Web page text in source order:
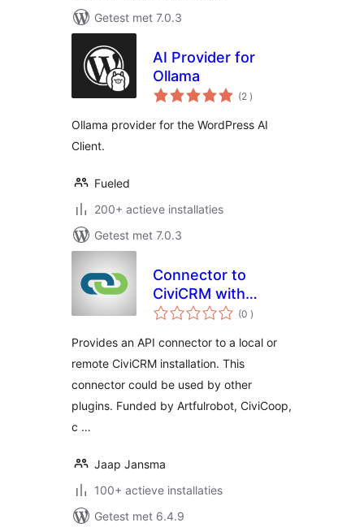
Getest met 7.0.3
AI Provider for
Ollama
(2 aantal
beoordelingen
)
Ollama provider for the WordPress AI
Client.
Fueled
200+ actieve installaties
Getest met 7.0.3
Connector to
CiviCRM with
CiviMcRestFace
(0 aantal
beoordelingen
)
Provides an API connector to a local or
remote CiviCRM installation. This
connector could be used by other
plugins. Funded by Artfulrobot, CiviCoop,
c …
Jaap Jansma
100+ actieve installaties
Getest met 6.4.9